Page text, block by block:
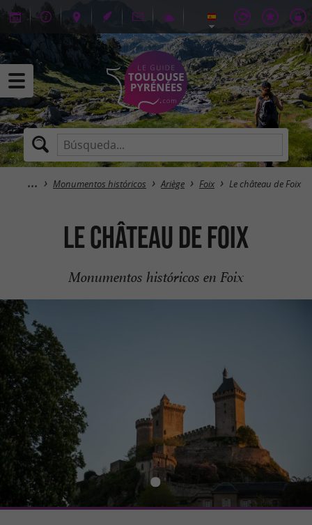
Monumentos históricos Ariège Foix Le château de Foix
Le château de Foix
Monumentos históricos en Foix